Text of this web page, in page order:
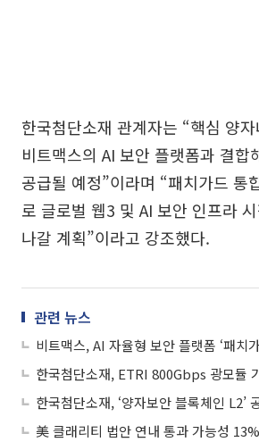
한국첨단소재 관계자는 “핵심 양
비트맥스의 AI 보안 플랫폼과 결합
공급될 예정”이라며 “패치가드 통
로 글로벌 웹3 및 AI 보안 인프라
나갈 계획”이라고 강조했다.
관련 뉴스